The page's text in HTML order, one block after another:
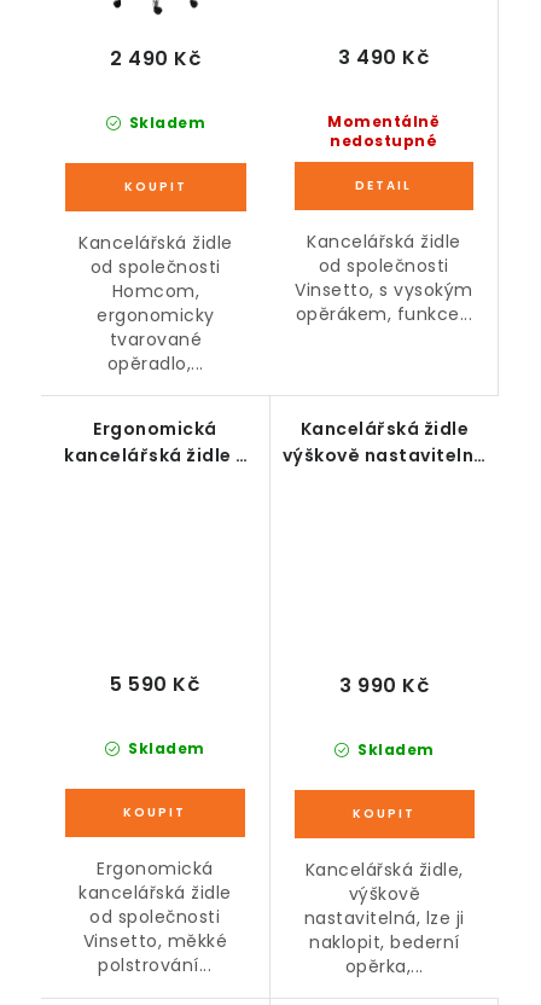
Skladem
2 490 Kč
Kancelářská židle
od společnosti
Homcom,
ergonomicky
tvarované
opěradlo,...
Momentálně
nedostupné
3 490 Kč
Kancelářská židle
od společnosti
Vinsetto, s vysokým
opěrákem, funkce...
Ergonomická
kancelářská židle s
Skladem
5 590 Kč
Ergonomická
kancelářská židle
od společnosti
Vinsetto, měkké
polstrování...
Kancelářská židle
výškově nastavitelná
Skladem
3 990 Kč
Kancelářská židle,
výškově
nastavitelná, lze ji
naklopit, bederní
opěrka,...